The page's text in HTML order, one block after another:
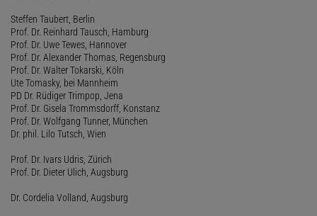
Steffen Taubert, Berlin
Prof. Dr. Reinhard Tausch, Hamburg
Prof. Dr. Uwe Tewes, Hannover
Prof. Dr. Alexander Thomas, Regensburg
Prof. Dr. Walter Tokarski, Köln
Ute Tomasky, bei Mannheim
PD Dr. Rüdiger Trimpop, Jena
Prof. Dr. Gisela Trommsdorff, Konstanz
Prof. Dr. Wolfgang Tunner, München
Dr. phil. Lilo Tutsch, Wien
Prof. Dr. Ivars Udris, Zürich
Prof. Dr. Dieter Ulich, Augsburg
Dr. Cordelia Volland, Augsburg